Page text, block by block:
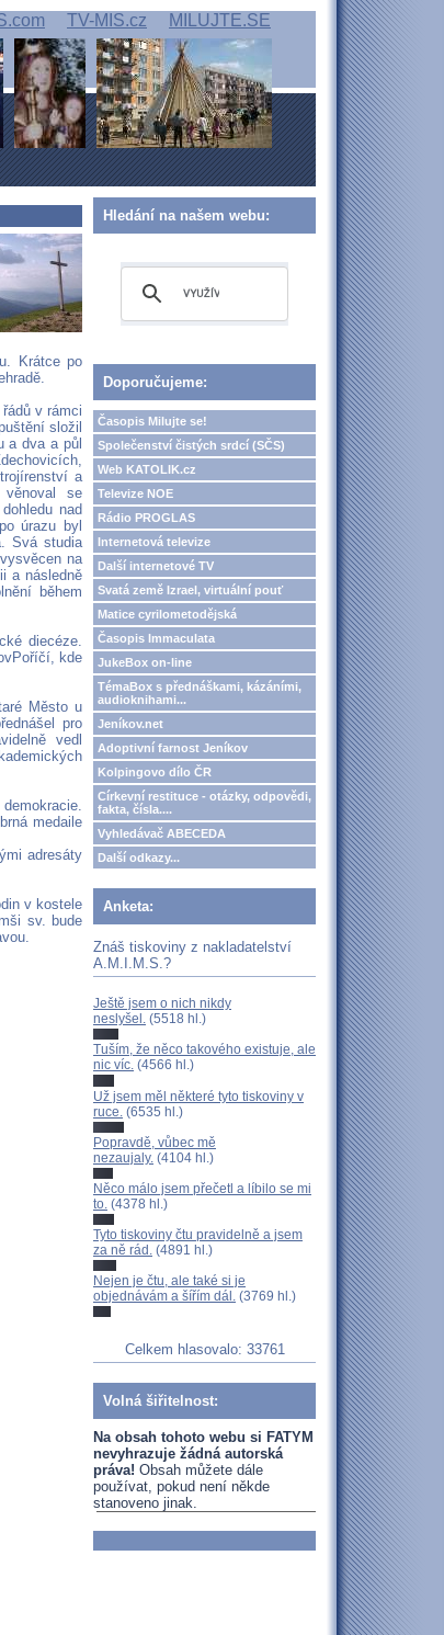
TV-MIS.cz MILUJTE.SE
Krátce po
v rámci
složil
a dva a půl
a
se
nad
úrazu byl
Svá studia
na
a následně
během
diecéze.
kde
Město u
pro
vedl
medaile
adresáty
v kostele
sv. bude
Hledání na našem webu:
Doporučujeme:
Časopis Milujte se!
Společenství čistých srdcí (SČS)
Web KATOLIK.cz
Televize NOE
Rádio PROGLAS
Internetová televize
Další internetové TV
Svatá země Izrael, virtuální pouť
Matice cyrilometodějská
Časopis Immaculata
JukeBox on-line
TémaBox s přednáškami, kázáními,
audioknihami...
Jeníkov.net
Adoptivní farnost Jeníkov
Kolpingovo dílo ČR
Církevní restituce - otázky, odpovědi,
fakta, čísla....
Vyhledávač ABECEDA
Další odkazy...
Anketa:
Znáš tiskoviny z nakladatelství
A.M.I.M.S.?
Ještě jsem o nich nikdy
neslyšel. (5518 hl.)
Tuším, že něco takového existuje, ale
nic víc. (4566 hl.)
Už jsem měl některé tyto tiskoviny v
ruce. (6535 hl.)
Popravdě, vůbec mě
nezaujaly. (4104 hl.)
Něco málo jsem přečetl a líbilo se mi
to. (4378 hl.)
Tyto tiskoviny čtu pravidelně a jsem
za ně rád. (4891 hl.)
Nejen je čtu, ale také si je
objednávám a šířím dál. (3769 hl.)
Celkem hlasovalo: 33761
Volná šiřitelnost:
Na obsah tohoto webu si FATYM
nevyhrazuje žádná autorská
práva! Obsah můžete dále
používat, pokud není někde
stanoveno jinak.